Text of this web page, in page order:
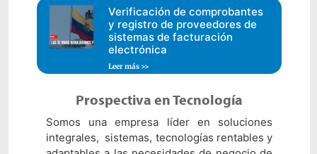
Verificación de comprobantes
y registro de proveedores de
sistemas de facturación
electrónica
Leer más >>
Prospectiva en Tecnología
Somos una empresa líder en soluciones
integrales, sistemas, tecnologías rentables y